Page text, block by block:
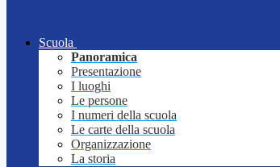
Scuola
Panoramica
Presentazione
I luoghi
Le persone
I numeri della scuola
Le carte della scuola
Organizzazione
La storia